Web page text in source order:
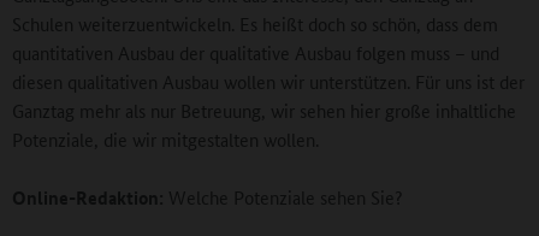
Schulen weiterzuentwickeln. Es heißt doch so schön, dass dem
quantitativen Ausbau der qualitative Ausbau folgen muss – und
diesen qualitativen Ausbau wollen wir unterstützen. Für uns ist der
Ganztag mehr als nur Betreuung, wir sehen hier große inhaltliche
Potenziale, die wir mitgestalten wollen.
Online-Redaktion: Welche Potenziale sehen Sie?